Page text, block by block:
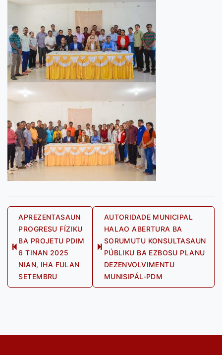
Post
navigation
Previous
post:
APREZENTASAUN
PROGRESU FÍZIKU
BA PROJETU PDIM
6 TINAN 2025
NIAN, IHA FULAN
SETEMBRU
Next
post:
AUTORIDADE MUNICIPAL
HALAO ABERTURA BA
SORUMUTU KONSULTASAUN
PÚBLIKU BA EZBOSU PLANU
DEZENVOLVIMENTU
MUNISIPÁL-PDM